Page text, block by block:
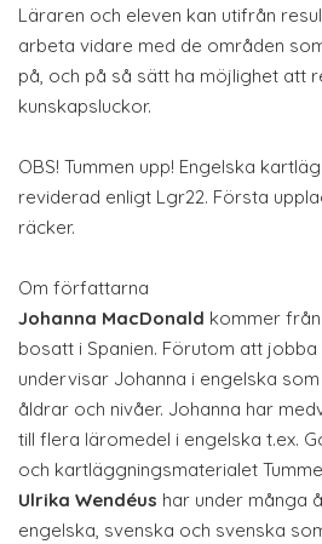
Läraren och eleven kan utifrån
arbeta vidare med de områden
på, och på så sätt ha möjlighet att
kunskapsluckor.
OBS! Tummen upp! Engelska
reviderad enligt Lgr22. Första
räcker.
Om författarna
Johanna MacDonald kommer
bosatt i Spanien. Förutom att
undervisar Johanna i engelska
åldrar och nivåer. Johanna har
till flera läromedel i engelska t.ex.
och kartläggningsmaterialet
Ulrika Wendéus har under många
engelska, svenska och svenska